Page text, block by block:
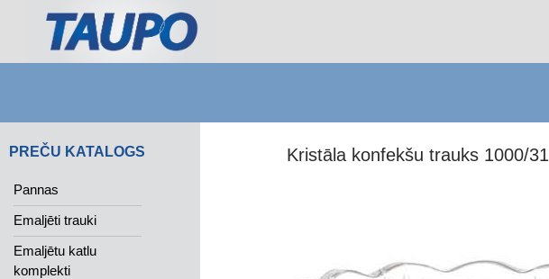
Kristāla konfekšu trauks 1000/31
PREČU KATALOGS
Pannas
Emaljēti trauki
Emaljētu katlu
komplekti